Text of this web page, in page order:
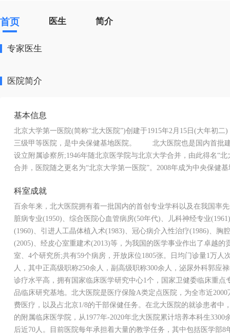
首页 医生 简介
专家医生
医院简介
基本信息
北京大学第一医院(简称“北大医院”)创建于1915年2月15日(大年初
三级甲等医院，是中央保健基地医院。 北大医院也是国内首批
设立附属诊察所;1946年随北京医学院与北京大学合并，由此得名“
合并，医院随之更名为“北京大学第一医院”。2008年成为中央保健
科室成就
百余年来，北大医院拥有着一批国内的首创专业学科以及在我国率
脏病专业(1950)、综合医院心血管病房(50年代)、儿科神经专业
(1960)、引进人工晶体植入术(1983)、冠心病介入性治疗(1986)、
(2005)、经皮心室重建术(2013)等，为我国的医学事业作出了卓
室、4个研究所;共有59个病房，开放床位1805张。日均门诊量1万
人，其中正高级职称250余人，副高级职称300余人，泌尿外科郭
诊疗水平高，拥有国家临床医学研究中心1个，国家卫健委临床重
品临床研究基地。北大医院是医疗保险A类定点医院，为全市近
费医疗，以及占北京1/8的干部保健任务。在北大医院的就诊患
的附属临床医学院，从1977年-2020年北大医院累计培养本科生
后近70人。目前医院每年承担着大量的教学任务，其中包括医学部